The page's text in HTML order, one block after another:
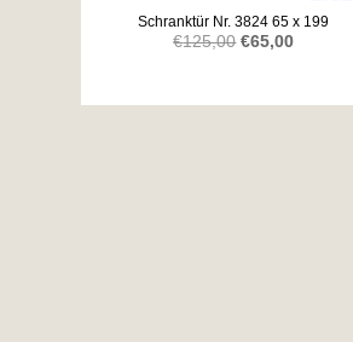
Schranktür Nr. 3824 65 x 199
€125,00 Ursprünglicher
war:
€65,00Aktueller
ist: